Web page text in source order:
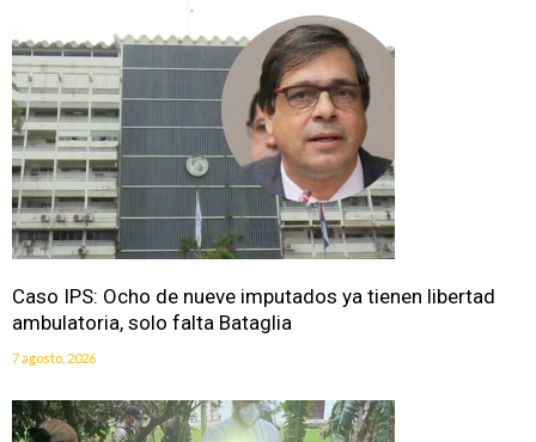
Caso IPS: Ocho de nueve imputados ya tienen libertad
ambulatoria, solo falta Bataglia
7 agosto, 2026